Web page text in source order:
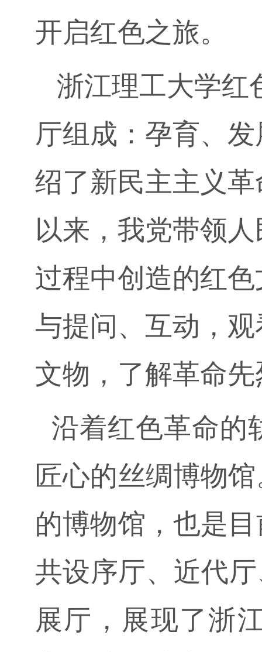
开启红色之旅。
浙江理工大学红
厅组成：孕育、
绍了新民主主义
以来，我党带领
过程中创造的红
与提问、互动，
文物，了解革命
沿着红色革命的
匠心的丝绸博物
的博物馆，也是
共设序厅、近代
展厅，展现了浙